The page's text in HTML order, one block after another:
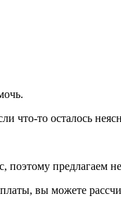
что-то осталось
предлагаем
вы можете